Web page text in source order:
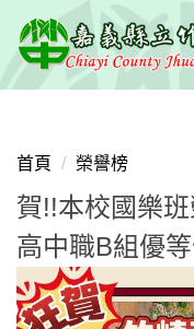
到
主
要
區
首頁 榮譽榜
賀!!本校國樂
高中職B組優